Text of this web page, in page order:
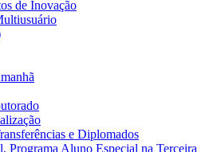
de Inovação
e Diplomados
Programa Aluno Especial na Terceira